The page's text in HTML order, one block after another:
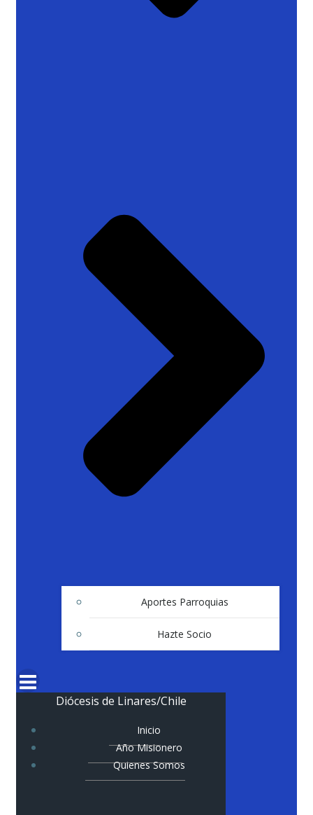
Aportes Parroquias
Hazte Socio
Diócesis de Linares/Chile
Inicio
Año Misionero
Quienes Somos